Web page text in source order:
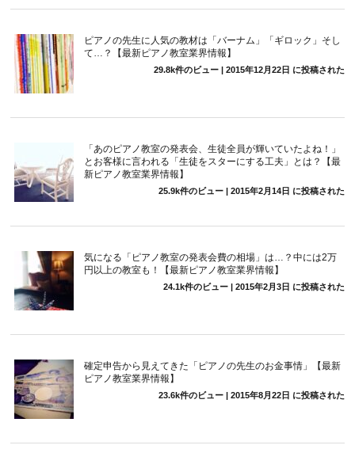
ピアノの先生に人気の教材は「バーナム」「ギロック」そし
て…？【最新ピアノ教室業界情報】
29.8k件のビュー| 2015年12月22日 に投稿された
「あのピアノ教室の発表会、生徒全員が輝いていたよね！」
とお客様に言われる「生徒をスターにする工夫」とは？【最
新ピアノ教室業界情報】
25.9k件のビュー| 2015年2月14日 に投稿された
気になる「ピアノ教室の発表会費の相場」は…？中には2万
円以上の教室も！【最新ピアノ教室業界情報】
24.1k件のビュー| 2015年2月3日 に投稿された
確定申告から見えてきた「ピアノの先生のお金事情」【最新
ピアノ教室業界情報】
23.6k件のビュー| 2015年8月22日 に投稿された